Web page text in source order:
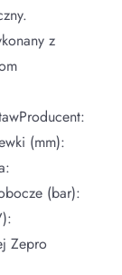
z
(mm):
(bar):
Zepro